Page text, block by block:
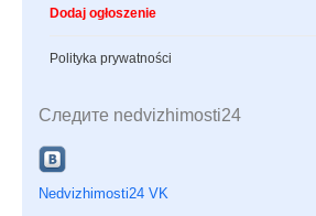
Dodaj ogłoszenie
Polityka prywatności
Следите nedvizhimosti24
Nedvizhimosti24 VK